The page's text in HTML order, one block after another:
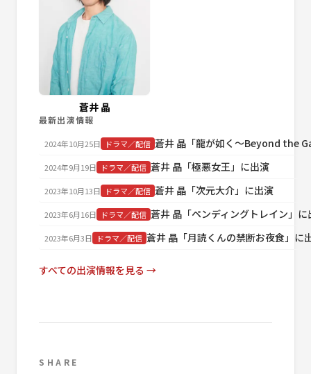
蒼井 晶
最新出演情報
2024年10月25日 ドラマ／配信 蒼井 晶「龍が如く～Beyond the
2024年9月19日 ドラマ／配信 蒼井 晶「極悪女王」に出演
2023年10月13日 ドラマ／配信 蒼井 晶「次元大介」に出演
2023年6月16日 ドラマ／配信 蒼井 晶「ペンディングトレイン」に
2023年6月3日 ドラマ／配信 蒼井 晶「月読くんの禁断お夜食」に
すべての出演情報を見る →
SHARE